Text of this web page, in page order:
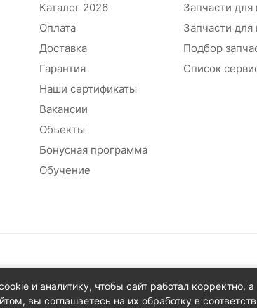
Каталог 2026
Оплата
Доставка
Гарантия
Наши сертификаты
Вакансии
Объекты
Бонусная программа
Обучение
Запчасти для
Запчасти для
Подбор
Список
д.8Ж
и аналитику, чтобы сайт работал корректно,
вы соглашаетесь на их обработку в